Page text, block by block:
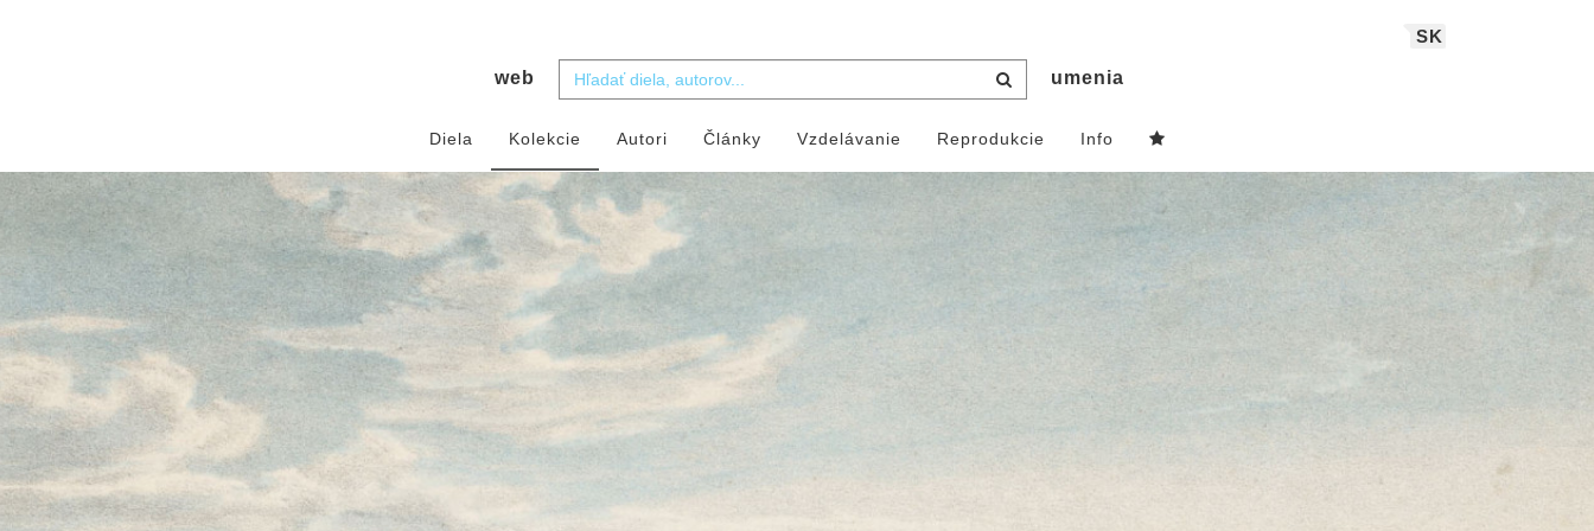
SK
web umenia
Diela Kolekcie Autori Články Vzdelávanie Reprodukcie Info